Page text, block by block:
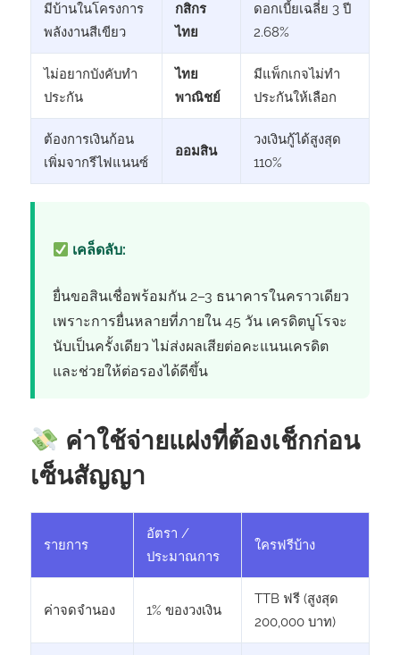
มีบ้านในโครงการ
พลังงานสีเขียว
กสิกร
ไทย
ดอกเบี้ยเฉลี่ย 3 ปี
2.68%
ไม่อยากบังคับทำ
ประกัน
ไทย
พาณิชย์
มีแพ็กเกจไม่ทำ
ประกันให้เลือก
ต้องการเงินก้อน
เพิ่มจากรีไฟแนนซ์
ออมสิน
วงเงินกู้ได้สูงสุด
110%
เคล็ดลับ:
ยื่นขอสินเชื่อพร้อมกัน 2–3 ธนาคารในคราวเดียว
เพราะการยื่นหลายที่ภายใน 45 วัน เครดิตบูโรจะ
นับเป็นครั้งเดียว ไม่ส่งผลเสียต่อคะแนนเครดิต
และช่วยให้ต่อรองได้ดีขึ้น
ค่าใช้จ่ายแฝงที่ต้องเช็กก่อน
เซ็นสัญญา
รายการ
อัตรา /
ประมาณการ
ใครฟรีบ้าง
ค่าจดจำนอง 1% ของวงเงิน
TTB ฟรี (สูงสุด
200,000 บาท)